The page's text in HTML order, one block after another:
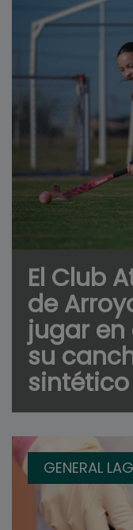
El Club
de
jugar
su
sintético
GENERAL